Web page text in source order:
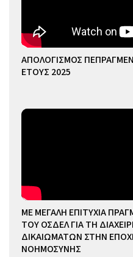
ΑΠΟΛΟΓΙΣΜΟΣ
ΕΤΟΥΣ 2025
ΜΕ ΜΕΓΑΛΗ ΕΠΙΤΥΧΙΑ
ΤΟΥ ΟΣΔΕΛ ΓΙΑ ΤΗ
ΔΙΚΑΙΩΜΑΤΩΝ ΣΤΗΝ
ΝΟΗΜΟΣΥΝΗΣ